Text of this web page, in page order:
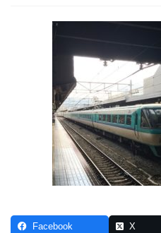
Facebook X